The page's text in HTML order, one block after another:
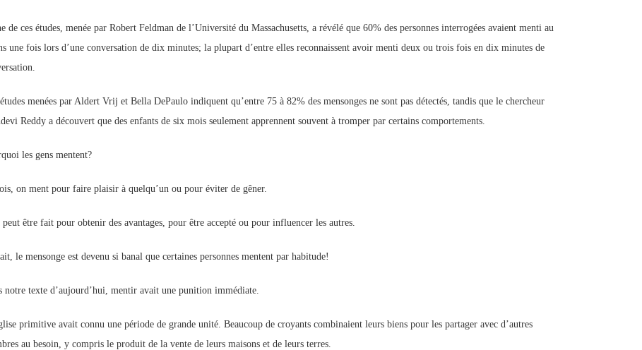
de ces études, menée par Robert Feldman de l’Université du Massachusetts, a révélé que 60% des personnes interrogées avaient menti au
une fois lors d’une conversation de dix minutes; la plupart d’entre elles reconnaissent avoir menti deux ou trois fois en dix minutes de
menées par Aldert Vrij et Bella DePaulo indiquent qu’entre 75 à 82% des mensonges ne sont pas détectés, tandis que le chercheur
Reddy a découvert que des enfants de six mois seulement apprennent souvent à tromper par certains comportements.
les gens mentent?
on ment pour faire plaisir à quelqu’un ou pour éviter de gêner.
peut être fait pour obtenir des avantages, pour être accepté ou pour influencer les autres.
le mensonge est devenu si banal que certaines personnes mentent par habitude!
notre texte d’aujourd’hui, mentir avait une punition immédiate.
primitive avait connu une période de grande unité. Beaucoup de croyants combinaient leurs biens pour les partager avec d’autres
au besoin, y compris le produit de la vente de leurs maisons et de leurs terres.